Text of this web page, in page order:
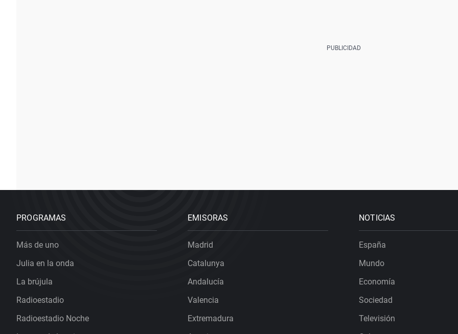
PROGRAMAS
Más de uno
Julia en la onda
La brújula
Radioestadio
Radioestadio Noche
EMISORAS
Madrid
Catalunya
Andalucía
Valencia
Extremadura
NOTICIAS
España
Mundo
Economía
Sociedad
Televisión